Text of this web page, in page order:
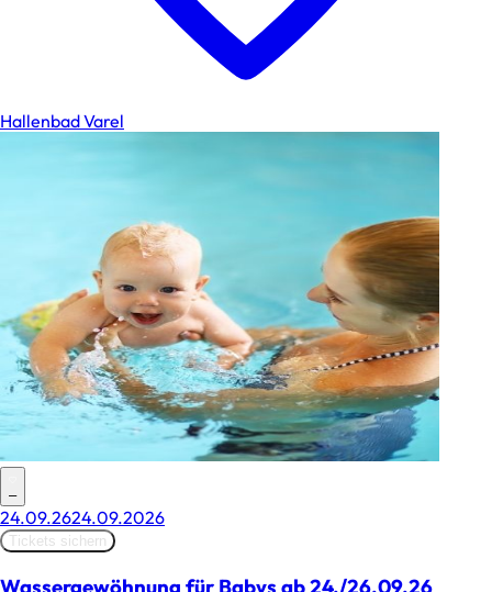
Hallenbad Varel
–
24.09.2624.09.2026
Tickets sichern
Wassergewöhnung für Babys ab 24./26.09.26